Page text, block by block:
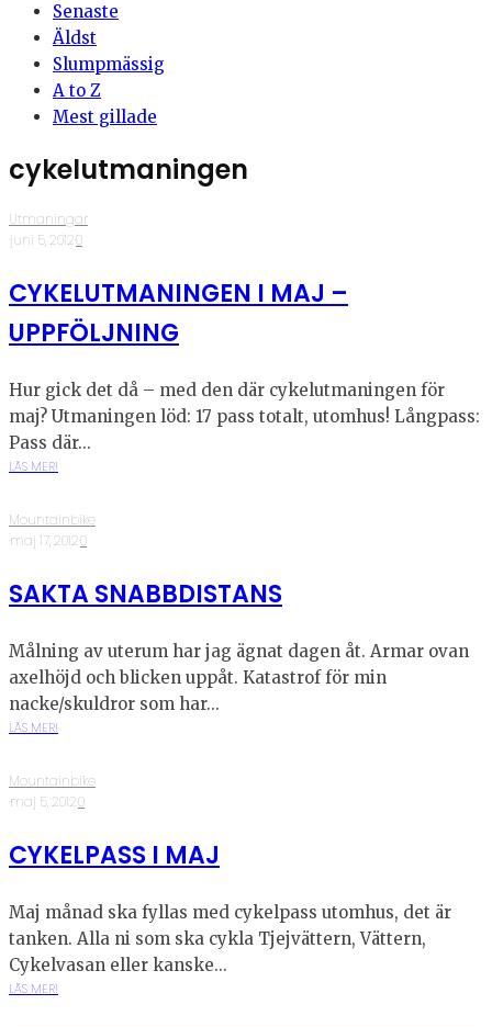
Senaste
Äldst
Slumpmässig
A to Z
Mest gillade
cykelutmaningen
Utmaningar
·juni 5, 2012·0
CYKELUTMANINGEN I MAJ –
UPPFÖLJNING
Hur gick det då – med den där cykelutmaningen för
maj? Utmaningen löd: 17 pass totalt, utomhus! Långpass:
Pass där...
LÄS MER!
Mountainbike
·maj 17, 2012·0
SAKTA SNABBDISTANS
Målning av uterum har jag ägnat dagen åt. Armar ovan
axelhöjd och blicken uppåt. Katastrof för min
nacke/skuldror som har...
LÄS MER!
Mountainbike
·maj 5, 2012·0
CYKELPASS I MAJ
Maj månad ska fyllas med cykelpass utomhus, det är
tanken. Alla ni som ska cykla Tjejvättern, Vättern,
Cykelvasan eller kanske...
LÄS MER!